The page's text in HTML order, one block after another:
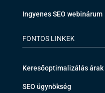
Ingyenes SEO webinárum
FONTOS LINKEK
Keresőoptimalizálás árak
SEO ügynökség